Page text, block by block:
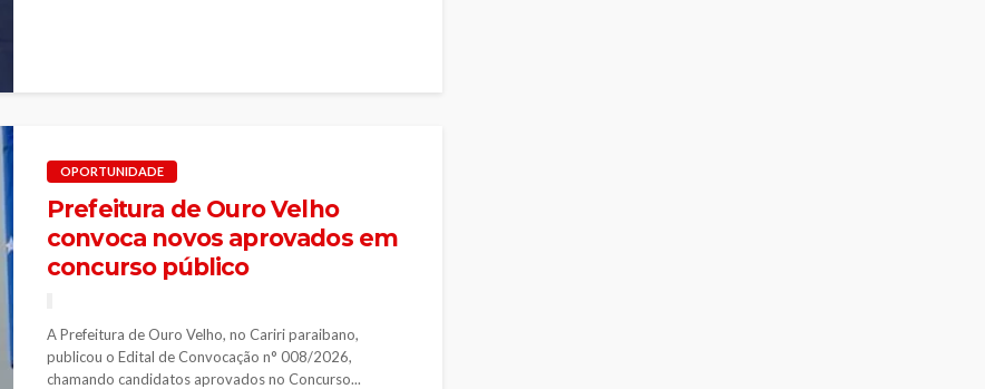
OPORTUNIDADE
Prefeitura de Ouro Velho
convoca novos aprovados em
concurso público
A Prefeitura de Ouro Velho, no Cariri paraibano,
publicou o Edital de Convocação n° 008/2026,
chamando candidatos aprovados no Concurso...